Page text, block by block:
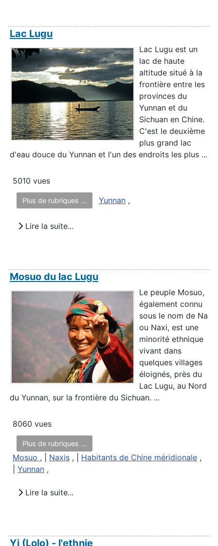
Lac Lugu
Lac Lugu est un
lac de haute
altitude situé à la
frontière entre les
provinces du
Yunnan et du
Sichuan en Chine.
C'est le deuxième
plus grand lac
d'eau douce du Yunnan et l'un des endroits les plus ...
5010 vues
Plus de rubriques ... Yunnan ,
Lire la suite...
Mosuo du lac Lugu
Le peuple Mosuo,
également connu
sous le nom de Na
ou Naxi, est une
minorité ethnique
vivant dans
quelques villages
éloignés, près du
Lac Lugu, au Nord
du Yunnan, sur la frontière du Sichuan. ...
8060 vues
Plus de rubriques ...
Mosuo , | Naxis , | Habitants de Chine méridionale ,
Yunnan ,
Lire la suite...
Yi (Lolo) - l'ethnie